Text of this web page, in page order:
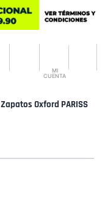
MI
CUENTA
Zapatos Oxford PARISS